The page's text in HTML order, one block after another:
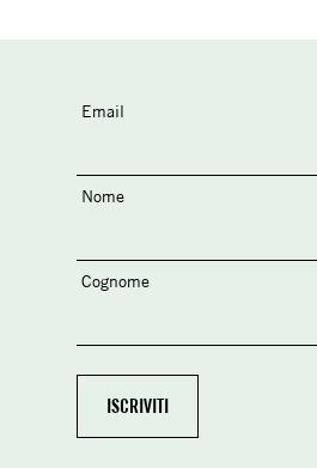
Email
Nome
Cognome